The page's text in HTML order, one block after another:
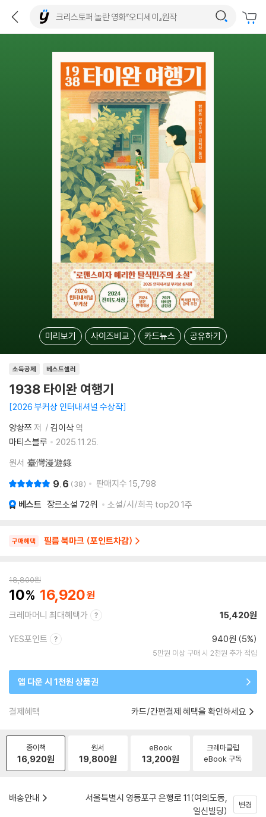
미리보기 사이즈비교 카드뉴스 공유하기
소득공제 베스트셀러
1938 타이완 여행기
2026 부커상 인터내셔널 수상작
양솽쯔 저 김이삭 역
마티스블루
2025.11.25.
원서 臺灣漫遊錄
9.6 38 판매지수 15,798
베스트 장르소설 72위 소설/시/희곡 top20 1주
구매혜택 필름 북마크 (포인트차감)
18,800원
10 16,920
크레마머니 최대혜택가 15,420원
YES포인트 940원 (5%)
5만원 이상 구매 시 2천원 추가 적립
앱 다운 시 1천원 상품권
결제혜택 카드/간편결제 혜택을 확인하세요
종이책
16,920원
원서
19,800원
eBook
13,200원
크레마클럽
eBook 구독
배송안내
서울특별시 영등포구 은행로 11(여의도동,
일신빌딩)
변경